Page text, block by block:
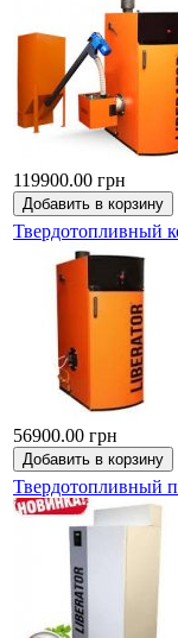
119900.00 грн
Твердотопливный
56900.00 грн
Твердотопливный